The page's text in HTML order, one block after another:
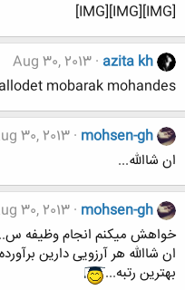
[IMG][IMG][IMG]
azita kh
Aug 30, 2013
mobarak mohandes
mohsen-gh
30, 2013
ان شاالله...
mohsen-gh
30, 2013
خواهش میکنم انجام وظیفه
ان شاالله هر آرزویی دارین
بهترین رتبه...